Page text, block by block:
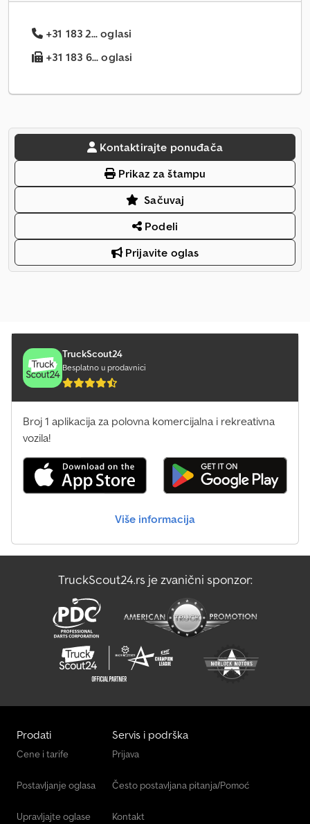
+31 183 2... oglasi
+31 183 6... oglasi
Kontaktirajte ponuđača
Prikaz za štampu
Sačuvaj
Podeli
Prijavite oglas
TruckScout24
Besplatno u prodavnici
Broj 1 aplikacija za polovna komercijalna i rekreativna
vozila!
Više informacija
TruckScout24.rs je zvanični sponzor:
Prodati
Cene i tarife
Postavljanje oglasa
Upravljajte oglase
Servis i podrška
Prijava
Često postavljana pitanja/Pomoć
Kontakt